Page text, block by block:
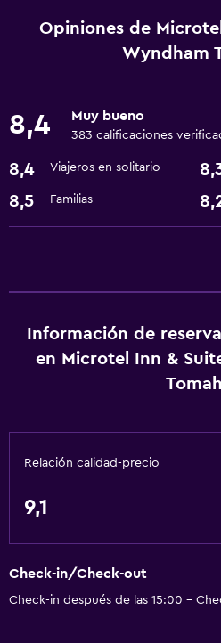
Instalaciones para reuniones
Recepción 24 horas
Ascensor
extra)
Lavandería
Comedor
Microondas
Secador de pelo
Salud y seguridad
Caja fuerte
Servicios básicos
Opiniones de
Wyndham
8,4 Muy bueno
383 calificaciones
8,4 Viajeros en solitario
8,5 Familias
Información de
en Microtel Inn &
Tomah
Relación calidad-precio
9,1
Check-in/Check-out
Check-in después de las 15:00 -